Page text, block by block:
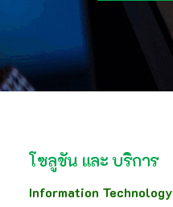
โซลูชัน และ บริการ
Information Technology